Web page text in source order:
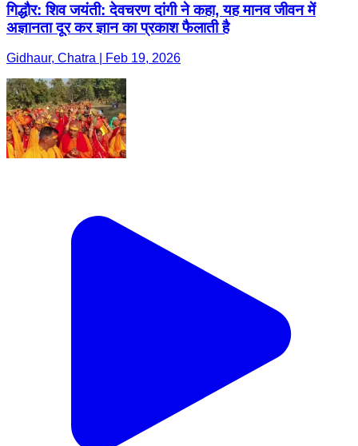
गिद्धौर: शिव जयंती: देवचरण दांगी ने कहा, यह मानव जीवन में
अज्ञानता दूर कर ज्ञान का प्रकाश फैलाती है
Gidhaur, Chatra | Feb 19, 2026